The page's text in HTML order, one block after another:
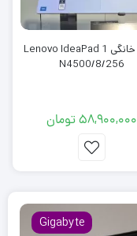
لپتاپ خانگی Lenovo IdeaPad 1
N4500/8/256
58,900,000تومان
Gigabyte